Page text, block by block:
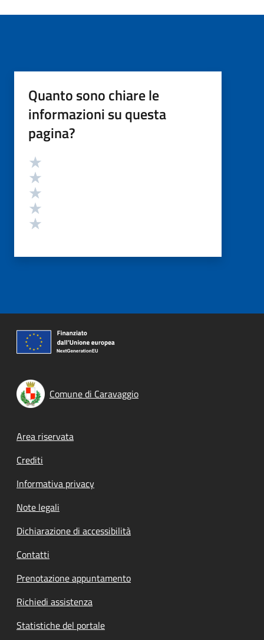
Quanto sono chiare le
informazioni su questa
pagina?
Valutazione
Comune di Caravaggio
Footer menu
Area riservata
Crediti
Informativa privacy
Note legali
Dichiarazione di accessibilità
Contatti
Prenotazione appuntamento
Richiedi assistenza
Statistiche del portale